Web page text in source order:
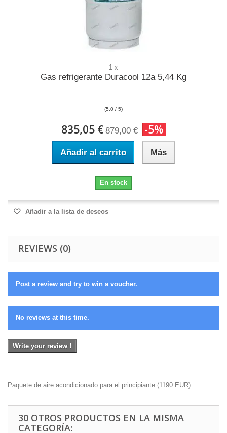
1 x
Gas refrigerante Duracool 12a 5,44 Kg
(5.0 / 5)
835,05 € 879,00 € -5%
Añadir al carrito Más
En stock
Añadir a la lista de deseos
REVIEWS (0)
Post a review and try to win a voucher.
No reviews at this time.
Write your review !
Paquete de aire acondicionado para el principiante (1190 EUR)
30 OTROS PRODUCTOS EN LA MISMA
CATEGORÍA: